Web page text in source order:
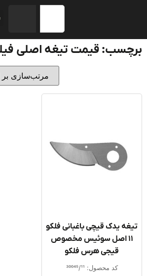
قیمت تیغه اصلی فیلکو 11
یدک قیچی باغبانی فلکو
۱۱ اصل سوئیس مخصوص
قیجی هرس فلکو
کد محصول: 30045/11